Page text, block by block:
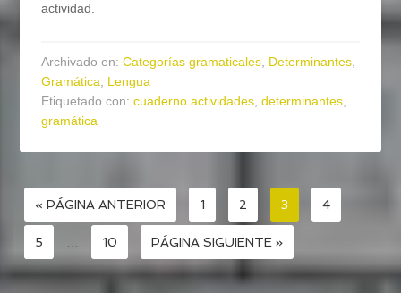
actividad.
Archivado en:Categorías gramaticales, Determinantes,
Gramática, Lengua
Etiquetado con:cuaderno actividades,determinantes,
gramática
« PÁGINA ANTERIOR 1 2 3 4
5 … 10 PÁGINA SIGUIENTE »